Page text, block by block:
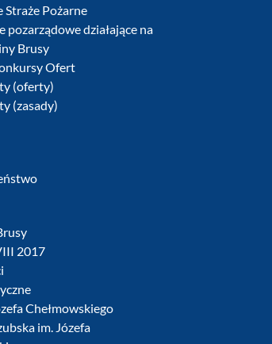
Straże Pożarne
pozarządowe działające na
Brusy
Ofert
(oferty)
(zasady)
2017
Chełmowskiego
im. Józefa